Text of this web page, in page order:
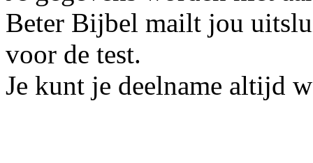
Beter Bijbel mailt jou
voor de test.
Je kunt je deelname altijd